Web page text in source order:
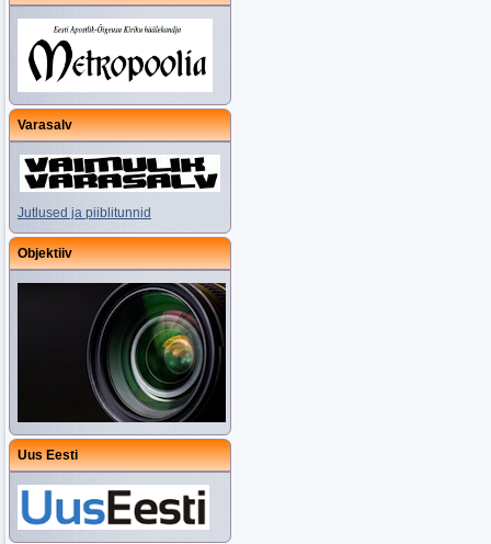
Varasalv
Jutlused ja piiblitunnid
Objektiiv
Uus Eesti